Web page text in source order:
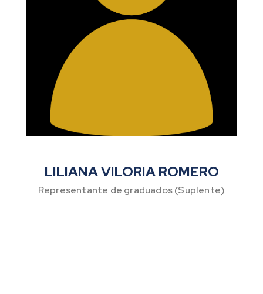
LILIANA VILORIA ROMERO
Representante de graduados (Suplente)